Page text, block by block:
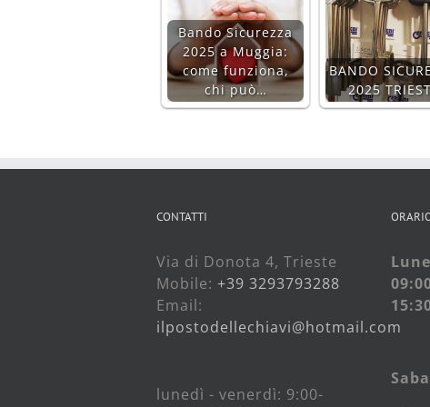
Bando Sicurezza
2025 a Muggia:
come funziona,
chi può…
BANDO
2025
CONTATTI
Via di Donota 4, Trieste
Mobile: +39 3293793288
Email:
ilpostodellechiavi@hotmail.com
lunedì - venerdì: 9:00-